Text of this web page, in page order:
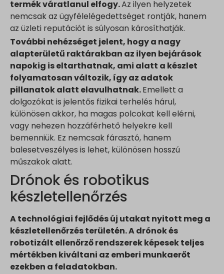
termék váratlanul elfogy.Az ilyen helyzetek
nemcsak az ügyfélelégedettséget rontják, hanem
az üzleti reputációt is súlyosan károsíthatják.
További nehézséget jelent, hogy a nagy
alapterületű raktárakban az ilyen bejárások
napokig is eltarthatnak, ami alatt a készlet
folyamatosan változik, így az adatok
pillanatok alatt elavulhatnak.Emellett a
dolgozókat is jelentős fizikai terhelés hárul,
különösen akkor, ha magas polcokat kell elérni,
vagy nehezen hozzáférhető helyekre kell
bemenniük. Ez nemcsak fárasztó, hanem
balesetveszélyes is lehet, különösen hosszú
műszakok alatt.
Drónok és robotikus
készletellenőrzés
A technológiai fejlődés új utakat nyitott meg a
készletellenőrzés területén. A drónok és
robotizált ellenőrző rendszerek képesek teljes
mértékben kiváltani az emberi munkaerőt
ezekben a feladatokban.
tk_ai
tk_qs
analytics.google.com
region1.analytics.google.com
region1.google-analytics.com
stats.g.doubleclick.net
www.google-analytics.com
www.googletagmanager.com
pagead2.googlesyndication.com
www.googleadservices.com
www.google.com
www.youtube.com
Részletek megjelenítése
perf_*
s_epac
ssm_au_c
yith_ywraq_hash
yith_ywraq_items_in_raq
yith_ywraq_session_*
eu2-browse.startpage.com
hm.baidu.com
i.ytimg.com
lean-technology.variantic.com
marketinga21.sg-host.com
www.google.ae
www.google.at
www.google.be
www.google.bg